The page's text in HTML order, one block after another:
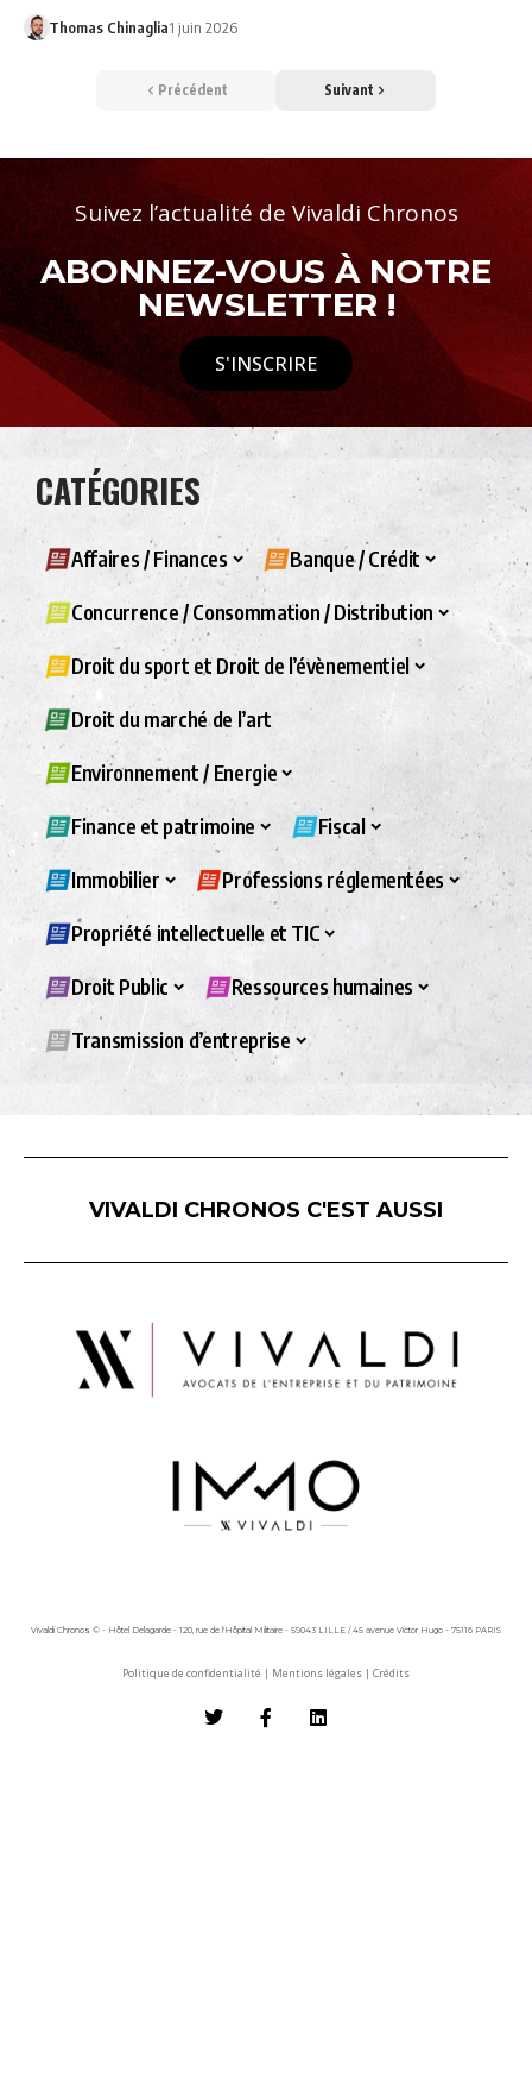
Thomas Chinaglia1 juin 2026
Précédent Suivant
Suivez l’actualité de Vivaldi Chronos
ABONNEZ-VOUS À NOTRE
NEWSLETTER !
S'INSCRIRE
CATÉGORIES
Affaires / Finances Banque / Crédit
Concurrence / Consommation / Distribution
Droit du sport et Droit de l’évènementiel
Droit du marché de l’art
Environnement / Energie
Finance et patrimoine Fiscal
Immobilier Professions réglementées
Propriété intellectuelle et TIC
Droit Public Ressources humaines
Transmission d’entreprise
VIVALDI CHRONOS C'EST AUSSI
Vivaldi Chronos © - Hôtel Delagarde - 120, rue de l'Hôpital Militaire - 59043 LILLE / 45 avenue Victor Hugo - 75116 PARIS
Politique de confidentialité | Mentions légales | Crédits